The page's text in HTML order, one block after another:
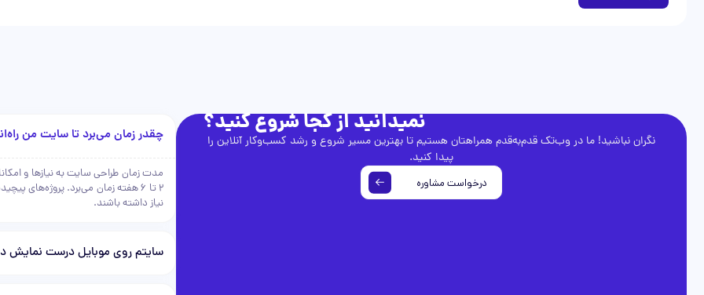
نمیدانید از کجا شروع کنید؟
نگران نباشید! ما در وب‌تک قدم‌به‌قدم همراهتان هستیم تا بهترین مسیر شروع و رشد کسب‌وکار آنلاین را
پیدا کنید.
درخواست مشاوره
چقدر زمان می‌برد تا سایت من
مدت زمان طراحی سایت به نیازها و
2 تا 6 هفته زمان می‌برد. پروژه‌های
نیاز داشته باشند.
سایتم روی موبایل درست نمایش